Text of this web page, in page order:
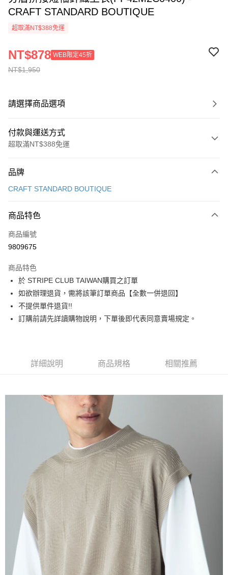
CRAFT STANDARD BOUTIQUE
超取滿NT$388免運
NT$1,950
NT$878 WEB限定45折
請選擇商品選項
付款與運送方式
超取滿NT$388免運
信用卡一次付款
3 期 0 利率 每期
合作金庫商業銀行
上海商業儲蓄銀行
臺灣中小企業銀行
匯豐（台灣）商業銀行
華泰商業銀行
聯邦商業銀行
遠東國際商業銀行
元大商業銀行
玉山商業銀行
星展（台灣）商業銀行
超商取貨付款
LINE Pay
Apple Pay
街口支付
悠遊付
相關說明
【大哥付你分期使用說明】
流程，驗證手機門號後，選擇欲分期的期數、繳款截止日，確認付款後即完
3.實際核准額度、可分期數及費用金額請依後續交易確認頁面所載為準。
4.訂單成立30分鐘內，如未前往確認交易或遇審核未通過，訂單將自動取
消。如遇「轉專審核」未通過狀況，表示未達大哥付你分期系統評分，恕無
【繳款方式說明】
1.分期款項不併入電信帳單，「大哥付你分期」於每月結算日後寄送繳費提
醒簡訊。
2.透過簡訊連結打開帳單後，可選擇「超商條碼／台灣大直營門市／銀行轉
帳／街口支付／iPASS MONEY」等通路繳費。
【注意事項】
1.本服務係由「台灣大哥大股份有限公司」（以下簡稱本公司）所提供，讓
用戶於交易時，得透過本服務購買商品或服務，並由商店將買賣／分期付款
買賣價金債權讓與本公司後，依約使用本公司帳單繳交帳款。
2.基於同意付款使用「大哥付你分期」之契約關係目的，商店將以您的個人
資料（包含姓名、電話或地址）提供予台灣大哥大進項蒐集、處理及利用，
由本公司與您本人進行分期帳單所需資料之確認、核對及更正。
3.完整用戶服務條款，請詳閱以下連結：
https://oppay.tw/userRule
【關於「AFTEE先享後付」】
AFTEE先享後付是「在收到商品之後才付款」的支付方式。 讓您購物簡單
１．簡單：不需註冊會員、不需綁卡、不需儲值。
２．便利：只要手機號碼，簡訊認證，即可結帳。
３．安心：先確認商品／服務後，再付款。
【「AFTEE先享後付」結帳流程】
１．於結帳方式選擇「AFTEE先享後付」後，將跳轉至「AFTEE先享後付」
結帳頁面，進行簡訊認證並確認金額後，即可完成結帳。
３．收到繳費通知簡訊後14天內，點擊此簡訊中的連結，可透過四大超商／
ATM／網路銀行／等多元方式進行付款，方視為交易完成。
※ 請注意：結帳手續完成當下不需立刻繳費，但若您需要取消訂單，請聯絡
購買商品的店家。未經商家同意取消之訂單仍視為有效，需透過AFTEE先享
後付繳納相關費用。
※ 交易是否成功請以「AFTEE先享後付 」之結帳頁面顯示為準，若有關於
是否繳費成功／繳費後需取消欲退款等相關疑問，請聯繫「AFTEE先享後付
客戶支援中心」
https://netprotections.freshdesk.com/support/home
每筆NT$60，滿NT$388(含以上)免運費
每筆NT$60，滿NT$388(含以上)免運費
萊爾富取貨付款
每筆NT$60，滿NT$888(含以上)免運費
萊爾富純取貨
每筆NT$60，滿NT$888(含以上)免運費
品牌
CRAFT STANDARD BOUTIQUE
商品特色
商品編號
9809675
商品特色
於 STRIPE CLUB TAIWAN購買之訂單
如欲辦理退貨，需將該筆訂單商品【全數一併退回】
不提供單件退貨!!
訂購前請先詳讀購物說明，下單後即代表同意賣場規定。
詳細說明 商品規格 相關推薦